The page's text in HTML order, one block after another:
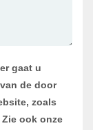
gaat u
de door
zoals
Zie ook onze